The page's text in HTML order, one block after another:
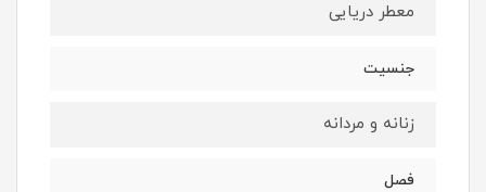
معطر دريايى
جنسيت
زنانه و مردانه
فصل